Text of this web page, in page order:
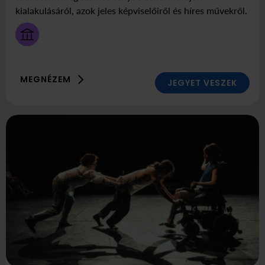
13
Háza
kialakulásáról, azok jeles képviselőiről és híres művekről.
MEGNÉZEM JEGYET VESZEK